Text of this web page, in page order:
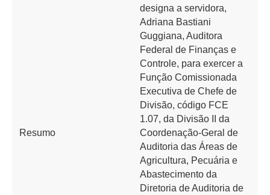
Resumo
designa a servidora,
Adriana Bastiani
Guggiana, Auditora
Federal de Finanças e
Controle, para exercer a
Função Comissionada
Executiva de Chefe de
Divisão, código FCE
1.07, da Divisão II da
Coordenação-Geral de
Auditoria das Áreas de
Agricultura, Pecuária e
Abastecimento da
Diretoria de Auditoria de